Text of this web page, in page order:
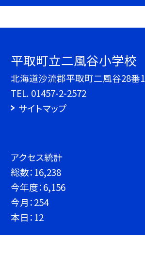
平取町立二風谷小学校
北海道沙流郡平取町二風谷28番1
TEL. 01457-2-2572
サイトマップ
アクセス統計
総数： 16,238
今年度：6,156
今月：254
本日： 12